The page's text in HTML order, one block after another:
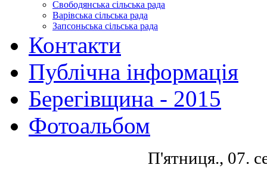
Свободянська сільська рада
Варівська сільська рада
Запсоньська сільська рада
Контакти
Публічна інформація
Берегівщина - 2015
Фотоальбом
П'ятниця., 07.